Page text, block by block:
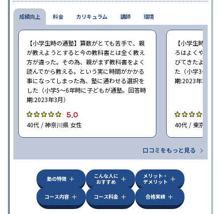
成績向上
【小学生時の通塾】算数がとても苦手で、親
が教えようとすると今の教科書とは全く教え
方が違った。その為、親がまず教科書をよく
読んでから教える。という実に時間がかかる
事になってしまった為、塾に通わせる選択を
した（小学5〜6年時に子どもが通塾。回答時
期:2023年3月）
5.0
40代 / 神奈川県 女性
【小学生時の通
ろはよくやり方
びてきたようで
た（小学3〜6年
期:2023年3月）
40代 / 東京都 女
口コミをもっと見る
料金 カリキュラム 講師 環境
塾の特徴
こんな人に
おすすめ
メリット・
デメリット
コース内容
コース料金 合格実績